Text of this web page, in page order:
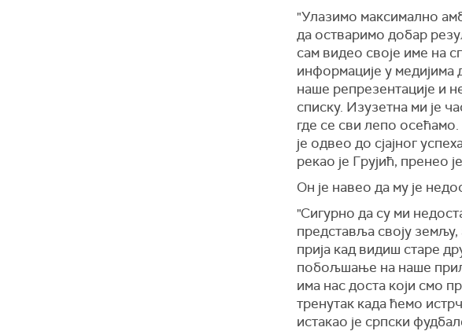
"Улазимо максимално
да остваримо добар
сам видео своје име на
информације у
наше репрезентације и
списку. Изузетна ми је
где се сви лепо
је одвео до сјајног
рекао је Грујић, пренео
Он је навео да му је
"Сигурно да су ми
представља своју
прија кад видиш старе
побољшање на наше
има нас доста који смо
тренутак када ћемо
истакао је српски